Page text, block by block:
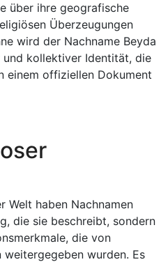
über ihre geografische
Überzeugungen
wird der Nachname Beyda
kollektiver Identität, die
einem offiziellen Dokument
Welt haben Nachnamen
die sie beschreibt, sondern
die von
weitergegeben wurden. Es